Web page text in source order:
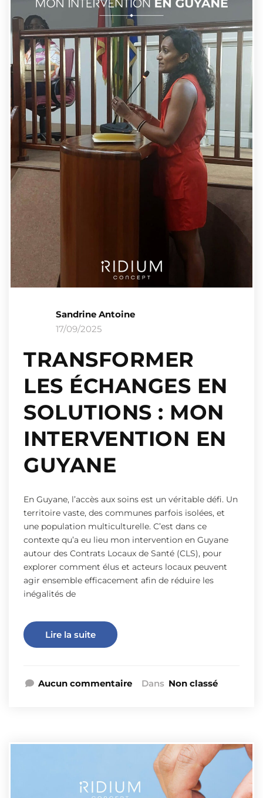
Sandrine Antoine
17/09/2025
TRANSFORMER
LES ÉCHANGES EN
SOLUTIONS : MON
INTERVENTION EN
GUYANE
En Guyane, l’accès aux soins est un véritable défi. Un
territoire vaste, des communes parfois isolées, et
une population multiculturelle. C’est dans ce
contexte qu’a eu lieu mon intervention en Guyane
autour des Contrats Locaux de Santé (CLS), pour
explorer comment élus et acteurs locaux peuvent
agir ensemble efficacement afin de réduire les
inégalités de
Lire la suite
Aucun commentaire Dans Non classé